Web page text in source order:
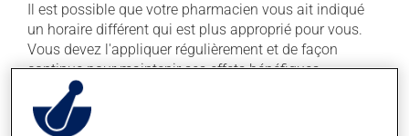
Il est possible que votre pharmacien vous ait indiqué
un horaire différent qui est plus approprié pour vous.
Vous devez l'appliquer régulièrement et de façon
continue pour maintenir ses effets bénéfiques.
Il est important de respecter la posologie inscrite sur
l'étiquette. N'en utilisez pas plus, ni plus souvent